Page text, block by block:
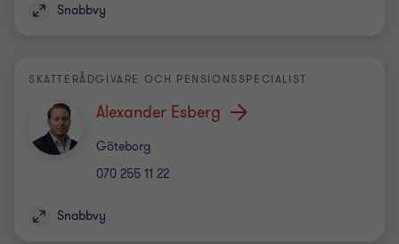
Snabbvy
SKATTERÅDGIVARE OCH PENSIONSSPECIALIST
Alexander Esberg
Göteborg
Kontor
070 255 11 22
Snabbvy